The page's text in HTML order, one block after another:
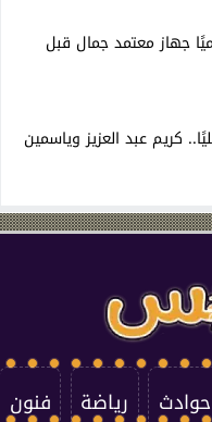
جهاز معتمد جمال قبل
كريم عبد العزيز وياسمين
حوادث رياضة فنون